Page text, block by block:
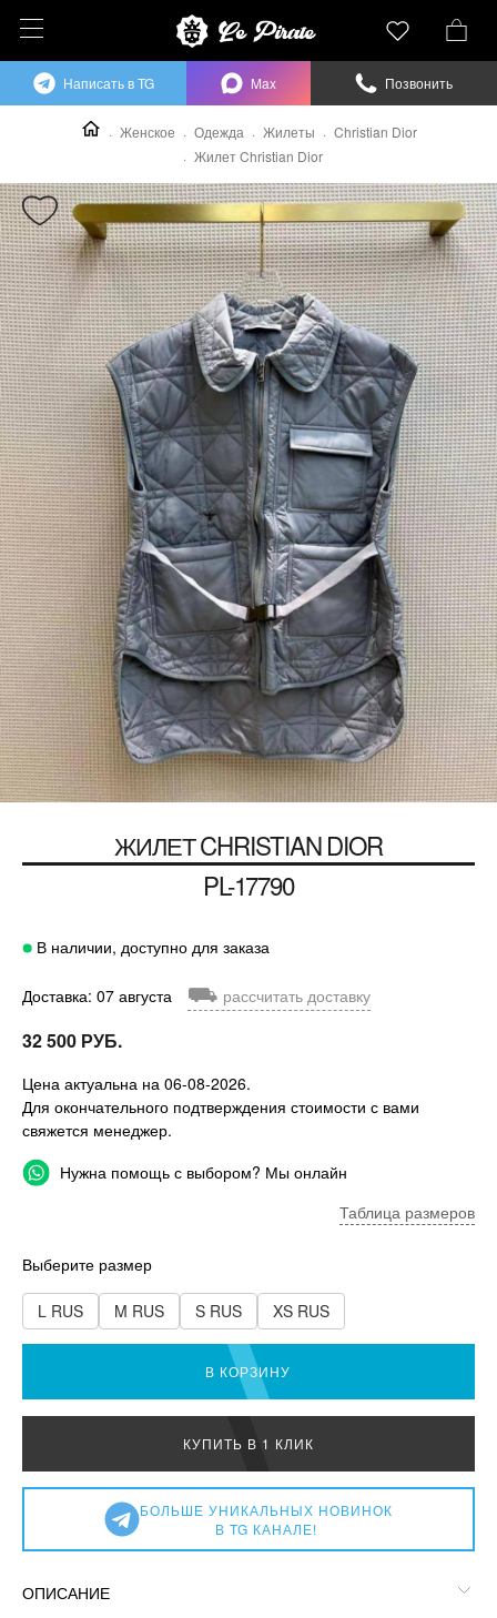
Женское Одежда Жилеты
Christian Dior
Жилет Christian Dior
ЖИЛЕТCHRISTIAN DIOR
PL-17790
В наличии, доступно для заказа
Доставка: 07 августа ⛟ рассчитать доставку
32 500 РУБ.
Цена актуальна на 06-08-2026.
Для окончательного подтверждения стоимости с вами
свяжется менеджер.
Нужна помощь с выбором? Мы онлайн
Таблица размеров
Выберите размер
L RUS M RUS S RUS XS RUS
В КОРЗИНУ
КУПИТЬ В 1 КЛИК
БОЛЬШЕ УНИКАЛЬНЫХ НОВИНОК
В TG КАНАЛЕ!
ОПИСАНИЕ
Написать в TG Max Позвонить